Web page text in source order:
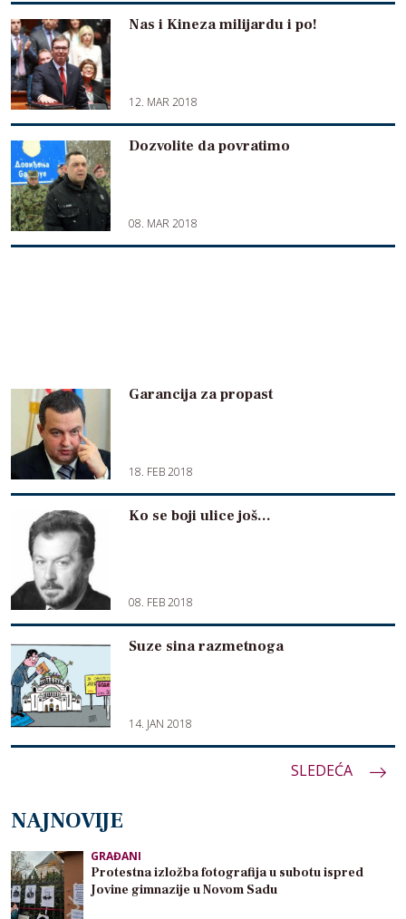
Nas i Kineza milijardu i po!
12. MAR 2018
Dozvolite da povratimo
08. MAR 2018
Garancija za propast
18. FEB 2018
Ko se boji ulice još…
08. FEB 2018
Suze sina razmetnoga
14. JAN 2018
PaginacijaSLEDEĆA
NAJNOVIJE
GRAĐANI
Protestna izložba fotografija u subotu ispred
Jovine gimnazije u Novom Sadu